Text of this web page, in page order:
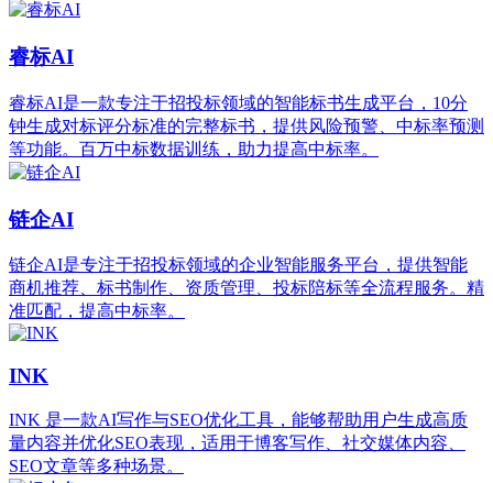
睿标AI
睿标AI是一款专注于招投标领域的智能标书生成平台，10分
钟生成对标评分标准的完整标书，提供风险预警、中标率预测
等功能。百万中标数据训练，助力提高中标率。
链企AI
链企AI是专注于招投标领域的企业智能服务平台，提供智能
商机推荐、标书制作、资质管理、投标陪标等全流程服务。精
准匹配，提高中标率。
INK
INK 是一款AI写作与SEO优化工具，能够帮助用户生成高质
量内容并优化SEO表现，适用于博客写作、社交媒体内容、
SEO文章等多种场景。